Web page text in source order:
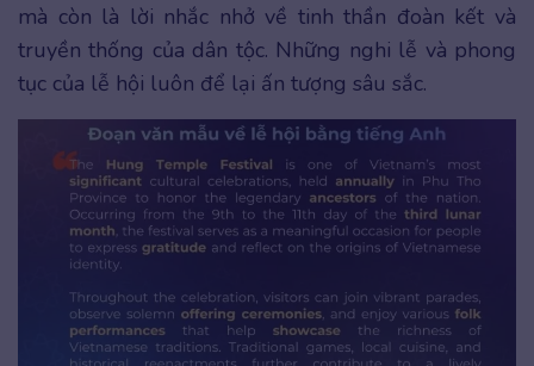
mà còn là lời nhắc nhở về tinh thần đoàn kết và
truyền thống của dân tộc. Những nghi lễ và phong
tục của lễ hội luôn để lại ấn tượng sâu sắc.